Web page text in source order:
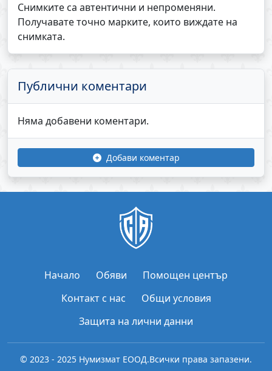
Снимките са автентични и непроменяни.
Получавате точно марките, които виждате на
снимката.
Публични коментари
Няма добавени коментари.
Добави коментар
Начало Обяви
Помощен център
Контакт с нас
Общи условия
Защита на лични данни
© 2023 - 2025 Нумизмат ЕООД.Всички права запазени.